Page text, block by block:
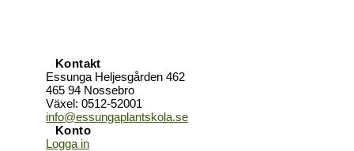
Kontakt
Essunga Heljesgården 462
465 94 Nossebro
Växel: 0512-52001
info@essungaplantskola.se
Konto
Logga in